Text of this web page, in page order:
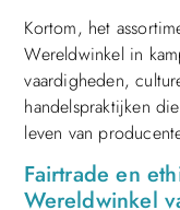
Kortom, het
Wereldwinkel in
vaardigheden,
handelspraktijken
leven van
Fairtrade en
Wereldwinkel